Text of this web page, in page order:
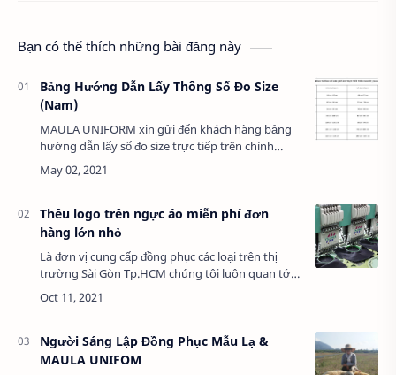
Bạn có thể thích những bài đăng này
Bảng Hướng Dẫn Lấy Thông Số Đo Size
(Nam)
MAULA UNIFORM xin gửi đến khách hàng bảng
hướng dẫn lấy số đo size trực tiếp trên chính
người cần may đồng phục...Để tiện hơn trong
quá trình đo size của khách hàng cần may đồ…
Thêu logo trên ngực áo miễn phí đơn
hàng lớn nhỏ
Là đơn vị cung cấp đồng phục các loại trên thị
trường Sài Gòn Tp.HCM chúng tôi luôn quan tới
những vấn đê dù là nhỏ nhất của khách hàng.
Ngoài những chiếc áo qu…
Người Sáng Lập Đồng Phục Mẫu Lạ &
MAULA UNIFOM